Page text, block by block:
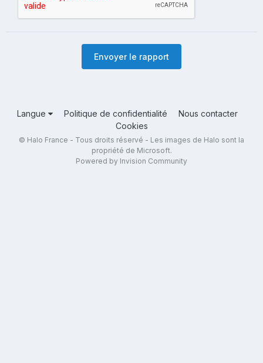
Envoyer le rapport
Langue Politique de confidentialité
Nous contacter
Cookies
© Halo France - Tous droits réservé - Les images de Halo sont la
propriété de Microsoft.
Powered by Invision Community